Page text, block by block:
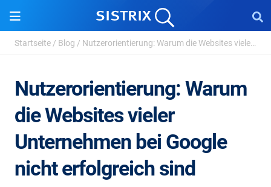
Startseite / Blog / Nutzerorientierung: Warum die Websites vieler Unternehmen ...
Nutzerorientierung: Warum
die Websites vieler
Unternehmen bei Google
nicht erfolgreich sind